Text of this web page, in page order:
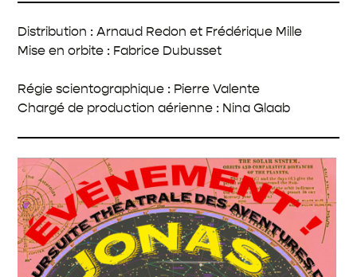
Distribution : Arnaud Redon et Frédérique Mille
Mise en orbite : Fabrice Dubusset
Régie scientographique : Pierre Valente
Chargé de production aérienne : Nina Glaab